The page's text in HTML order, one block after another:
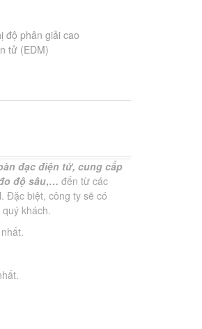
độ phân giải cao
tử (EDM)
đạc điện tử, cung cấp
độ sâu,… đến từ các
. Đặc biệt, công ty sẽ có
khách.